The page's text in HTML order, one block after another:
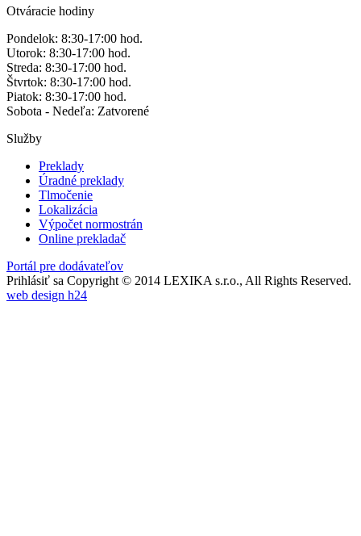
Otváracie hodiny
Pondelok: 8:30-17:00 hod.
Utorok: 8:30-17:00 hod.
Streda: 8:30-17:00 hod.
Štvrtok: 8:30-17:00 hod.
Piatok: 8:30-17:00 hod.
Sobota - Nedeľa: Zatvorené
Služby
Preklady
Úradné preklady
Tlmočenie
Lokalizácia
Výpočet normostrán
Online prekladač
Portál pre dodávateľov
Prihlásiť sa Copyright © 2014 LEXIKA s.r.o., All Rights Reserved.
web design h24